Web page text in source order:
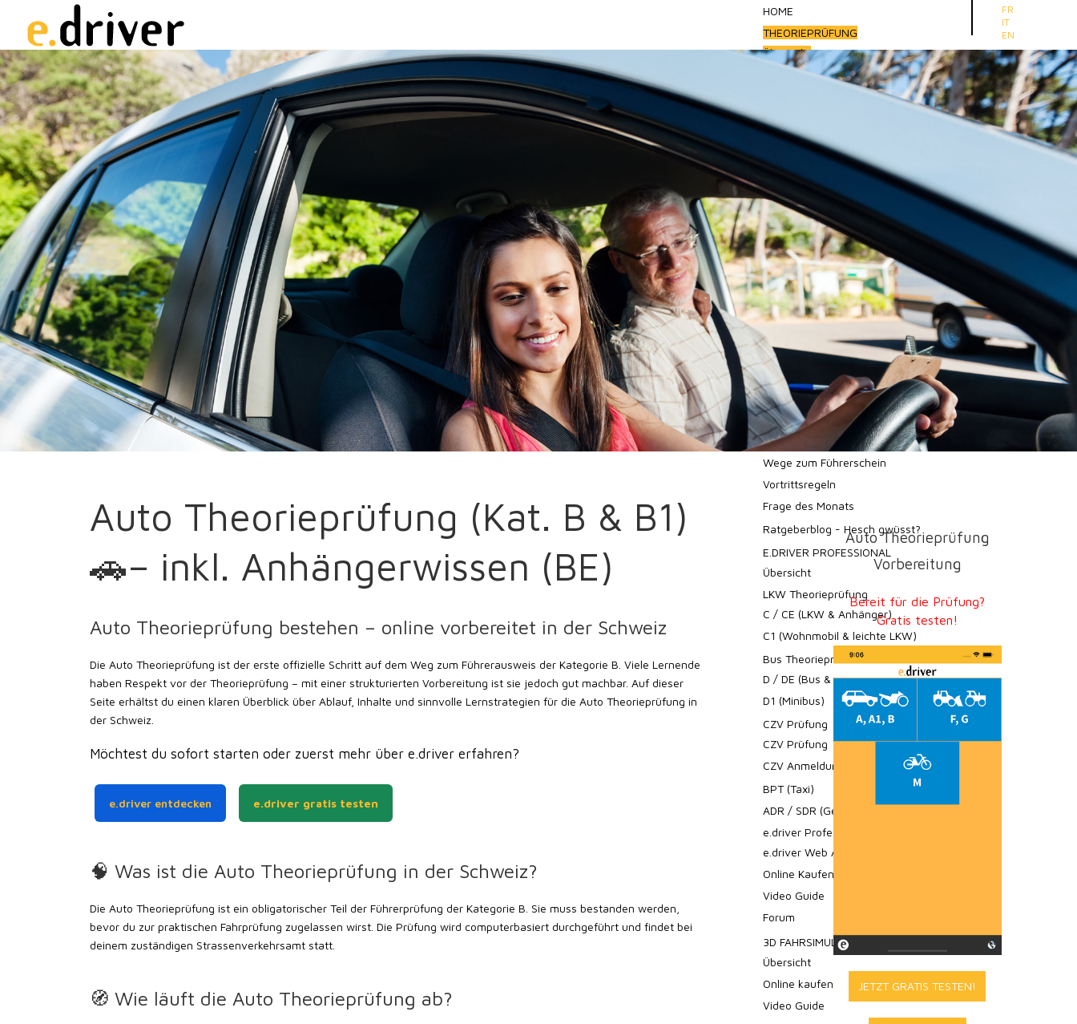
HOME
THEORIEPRÜFUNG
Übersicht
Auto Theorieprüfung
Motorrad Theorieprüfung
Mofa & E-Bike Theorieprüfung
Traktor Theorieprüfung
Baumaschinen Theorieprüfung
e.driver Vorbereitung
e.driver Web App
Online Kaufen
Video Guide
Forum
Begleitangebote & Kurse
Webinar Verkehrstheorie
Nothelferkurs
VKU
WAB Kurse
Zusätzliche Ressourcen
Verkehrssignale in der Schweiz
Strassenverkehrsämter
Wege zum Führerschein
Vortrittsregeln
Frage des Monats
Ratgeberblog - Hesch gwüsst?
E.DRIVER PROFESSIONAL
Übersicht
LKW Theorieprüfung
C / CE (LKW & Anhänger)
C1 (Wohnmobil & leichte LKW)
Bus Theorieprüfung
D / DE (Bus & Anhänger)
D1 (Minibus)
CZV Prüfung
CZV Prüfung
CZV Anmeldung
BPT (Taxi)
ADR / SDR (Gefahrgut)
e.driver Professional
e.driver Web App
Online Kaufen
Video Guide
Forum
3D FAHRSIMULATOR
Übersicht
Online kaufen
Video Guide
Sprache auswählen
FR
IT
EN
Auto Theorieprüfung (Kat. B & B1)
🚗– inkl. Anhängerwissen (BE)
Auto Theorieprüfung bestehen – online vorbereitet in der Schweiz
Die Auto Theorieprüfung ist der erste offizielle Schritt auf dem Weg zum Führerausweis der Kategorie B. Viele Lernende
haben Respekt vor der Theorieprüfung – mit einer strukturierten Vorbereitung ist sie jedoch gut machbar. Auf dieser
Seite erhältst du einen klaren Überblick über Ablauf, Inhalte und sinnvolle Lernstrategien für die Auto Theorieprüfung in
der Schweiz.
Möchtest du sofort starten oder zuerst mehr über e.driver erfahren?
e.driver entdecken e.driver gratis testen
🧠 Was ist die Auto Theorieprüfung in der Schweiz?
Die Auto Theorieprüfung ist ein obligatorischer Teil der Führerprüfung der Kategorie B. Sie muss bestanden werden,
bevor du zur praktischen Fahrprüfung zugelassen wirst. Die Prüfung wird computerbasiert durchgeführt und findet bei
deinem zuständigen Strassenverkehrsamt statt.
🧭 Wie läuft die Auto Theorieprüfung ab?
Auto Theorieprüfung
Vorbereitung
Bereit für die Prüfung?
Gratis testen!
JETZT GRATIS TESTEN!